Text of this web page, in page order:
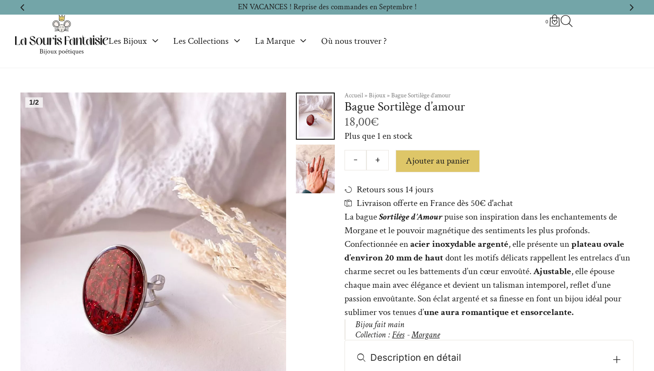
EN VACANCES ! Reprise des commandes en Septembre !
Les Bijoux Les Collections La Marque Où nous trouver ?
0
1/2 2/2
Accueil»Bijoux»Bague Sortilège d’amour
Bague Sortilège d’amour
18,00€
Plus que 1 en stock
− + Ajouter au panier
Retours sous 14 jours
Livraison offerte en France dès 50€ d'achat
La bagueSortilège d’Amourpuise son inspiration dans les enchantements de
Morgane et le pouvoir magnétique des sentiments les plus profonds.
Confectionnée enacier inoxydable argenté, elle présente unplateau ovale
d’environ 20 mm de hautdont les motifs délicats rappellent les entrelacs d’un
charme secret ou les battements d’un cœur envoûté.Ajustable, elle épouse
chaque main avec élégance et devient un talisman intemporel, reflet d’une
passion envoûtante. Son éclat argenté et sa finesse en font un bijou idéal pour
sublimer vos tenues d’une aura romantique et ensorcelante.
Bijou fait main
Collection :Fées -Morgane
Description en détail